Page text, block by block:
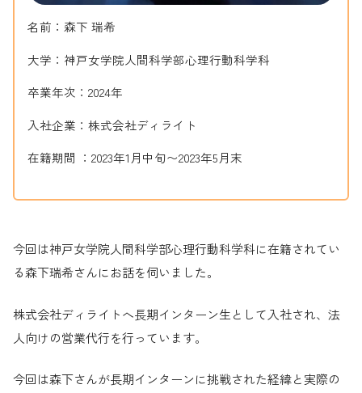
名前：森下 瑞希
大学：神戸女学院人間科学部心理行動科学科
卒業年次：2024年
入社企業：株式会社ディライト
在籍期間 ：2023年1月中旬〜2023年5月末
今回は神戸女学院人間科学部心理行動科学科に在籍されてい
る森下瑞希さんにお話を伺いました。
株式会社ディライトへ長期インターン生として入社され、法
人向けの営業代行を行っています。
今回は森下さんが長期インターンに挑戦された経緯と実際の